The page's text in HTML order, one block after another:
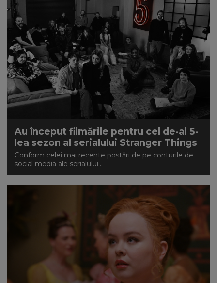
Au început filmările pentru cel de-al 5-
lea sezon al serialului Stranger Things
Conform celei mai recente postări de pe conturile de
social media ale serialului...